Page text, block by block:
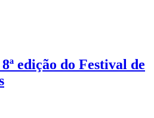
edição do Festival de